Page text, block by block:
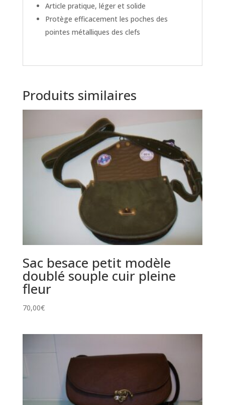
Article pratique, léger et solide
Protège efficacement les poches des
pointes métalliques des clefs
Produits similaires
Sac besace petit modèle
doublé souple cuir pleine
fleur
70,00€